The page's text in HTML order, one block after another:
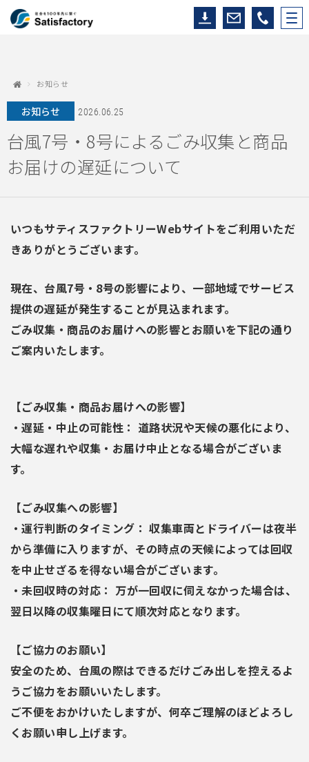
お知らせ
お知らせ 2026.06.25
台風7号・8号によるごみ収集と商品
お届けの遅延について
いつもサティスファクトリーWebサイトをご利用いただ
きありがとうございます。
現在、台風7号・8号の影響により、一部地域でサービス
提供の遅延が発生することが見込まれます。
ごみ収集・商品のお届けへの影響とお願いを下記の通り
ご案内いたします。
【ごみ収集・商品お届けへの影響】
・遅延・中止の可能性： 道路状況や天候の悪化により、
大幅な遅れや収集・お届け中止となる場合がございま
す。
【ごみ収集への影響】
・運行判断のタイミング： 収集車両とドライバーは夜半
から準備に入りますが、その時点の天候によっては回収
を中止せざるを得ない場合がございます。
・未回収時の対応： 万が一回収に伺えなかった場合は、
翌日以降の収集曜日にて順次対応となります。
【ご協力のお願い】
安全のため、台風の際はできるだけごみ出しを控えるよ
うご協力をお願いいたします。
ご不便をおかけいたしますが、何卒ご理解のほどよろし
くお願い申し上げます。